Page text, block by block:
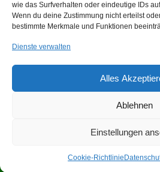
wie das Surfverhalten oder eindeutige IDs
Wenn du deine Zustimmung nicht erteilst
bestimmte Merkmale und Funktionen
Dienste verwalten
Alles
Ablehnen
Einstellungen
Cookie-Richtlinie
...etwas
Laden Sie
© 2015 BJV